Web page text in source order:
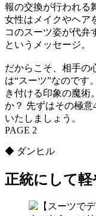
報の交換が行われる
女性はメイクやヘア
コのスーツ姿が代弁
というメッセージ。
だからこそ、相手の
は“スーツ”なのです
き付ける印象の魔術
か？ 先ずはその極意
いたしましょう。
PAGE 2
◆ ダンヒル
正統にして